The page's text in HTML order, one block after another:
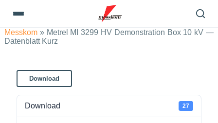
Messkom » Metrel MI 3299 HV Demonstration Box 10 kV —
Datenblatt Kurz
Download
Download 27